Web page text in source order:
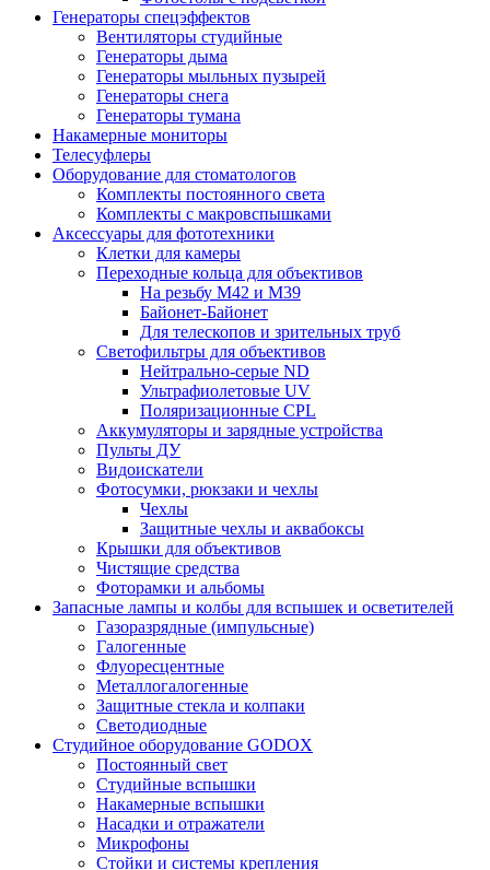
Генераторы спецэффектов
Вентиляторы студийные
Генераторы дыма
Генераторы мыльных пузырей
Генераторы снега
Генераторы тумана
Накамерные мониторы
Телесуфлеры
Оборудование для стоматологов
Комплекты постоянного света
Комплекты с макровспышками
Аксессуары для фототехники
Клетки для камеры
Переходные кольца для объективов
На резьбу М42 и М39
Байонет-Байонет
Для телескопов и зрительных труб
Светофильтры для объективов
Нейтрально-серые ND
Ультрафиолетовые UV
Поляризационные CPL
Аккумуляторы и зарядные устройства
Пульты ДУ
Видоискатели
Фотосумки, рюкзаки и чехлы
Чехлы
Защитные чехлы и аквабоксы
Крышки для объективов
Чистящие средства
Фоторамки и альбомы
Запасные лампы и колбы для вспышек и осветителей
Газоразрядные (импульсные)
Галогенные
Флуоресцентные
Металлогалогенные
Защитные стекла и колпаки
Светодиодные
Студийное оборудование GODOX
Постоянный свет
Студийные вспышки
Накамерные вспышки
Насадки и отражатели
Микрофоны
Стойки и системы крепления